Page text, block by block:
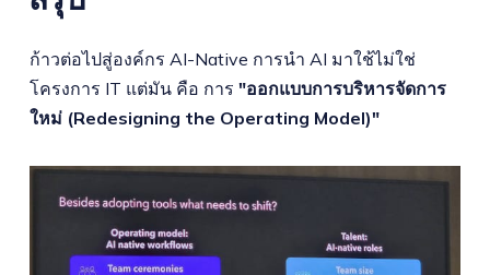
ก้าวต่อไปสู่องค์กร AI-Native การนำ AI มาใช้ไม่ใช่
โครงการ IT แต่มัน คือ การ "ออกแบบการบริหารจัดการ
ใหม่ (Redesigning the Operating Model)"